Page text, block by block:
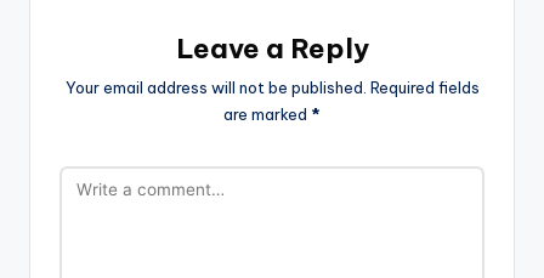
Leave a Reply
Your email address will not be published. Required fields
are marked *